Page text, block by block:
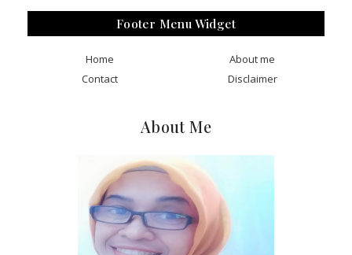
Footer Menu Widget
Home
About me
Contact
Disclaimer
About Me